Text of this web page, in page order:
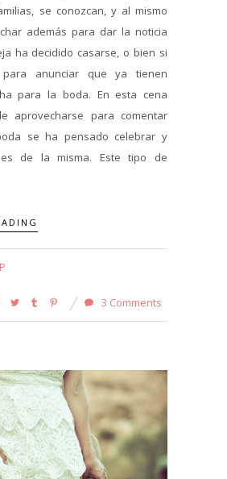
se conozcan, y al mismo
además para dar la noticia
ha decidido casarse, o bien si
anunciar que ya tienen
para la boda. En esta cena
aprovecharse para comentar
se ha pensado celebrar y
de la misma. Este tipo de
3 Comments